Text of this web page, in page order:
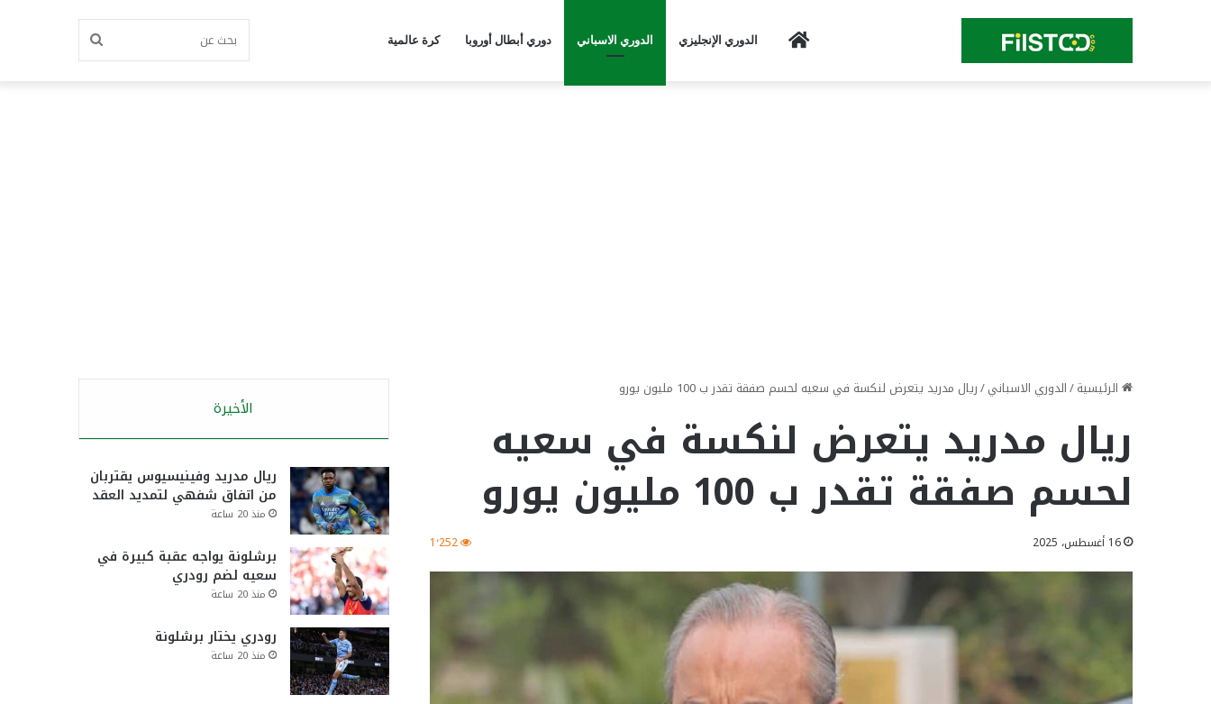
Home الدوري الإنجليزي الدوري الاسباني دوري أبطال أوروبا كرة عالمية بحث
الرئيسية/الدوري الاسباني/ريال مدريد يتعرض لنكسة في سعيه لحسم صفقة تقدر ب 100 مليون يورو
ريال مدريد يتعرض لنكسة في سعيه
لحسم صفقة تقدر ب 100 مليون يورو
16 أغسطس، 2025 1٬252
الأخيرة
ريال مدريد وفينيسيوس يقتربان
من اتفاق شفهي لتمديد العقد
منذ 20 ساعة
برشلونة يواجه عقبة كبيرة في
سعيه لضم رودري
منذ 20 ساعة
رودري يختار برشلونة
منذ 20 ساعة